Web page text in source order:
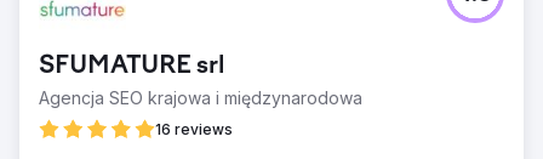
SFUMATURE srl
Agencja SEO krajowa i międzynarodowa
16 reviews